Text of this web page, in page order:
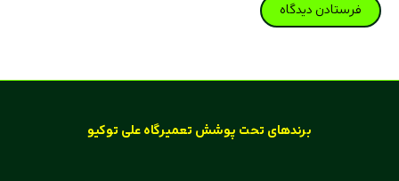
برند‌های تحت پوشش تعمیرگاه علی توکیو